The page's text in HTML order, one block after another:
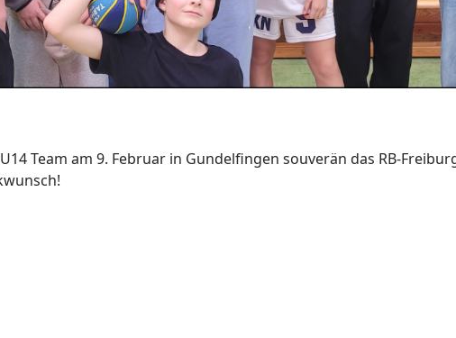
Team am 9. Februar in Gundelfingen souverän das RB-